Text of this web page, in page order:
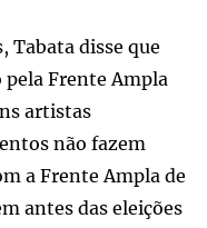
Tabata disse que
Frente Ampla
artistas
não fazem
a Frente Ampla de
antes das eleições